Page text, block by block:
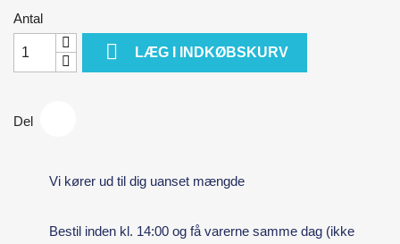
Antal
 LÆG I INDKØBSKURV
Del
Vi kører ud til dig uanset mængde
Bestil inden kl. 14:00 og få varerne samme dag (ikke